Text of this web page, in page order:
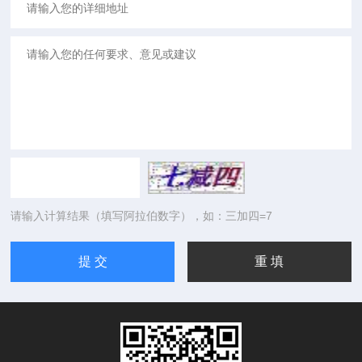
请输入计算结果（填写阿拉伯数字），如：三加四=7